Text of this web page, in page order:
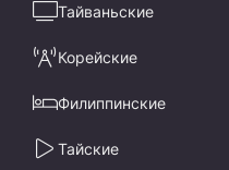
Тайваньские
Корейские
Филиппинские
Тайские